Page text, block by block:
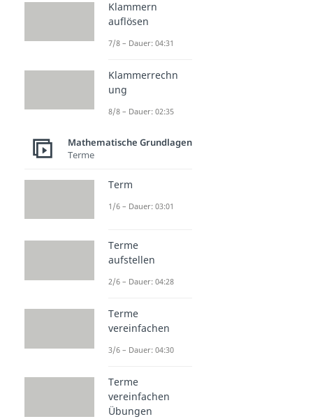
Klammern
auflösen
7/8 – Dauer: 04:31
Klammerrechn
ung
8/8 – Dauer: 02:35
Mathematische Grundlagen
Terme
Term
1/6 – Dauer: 03:01
Terme
aufstellen
2/6 – Dauer: 04:28
Terme
vereinfachen
3/6 – Dauer: 04:30
Terme
vereinfachen
Übungen